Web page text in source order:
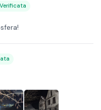
Verificata